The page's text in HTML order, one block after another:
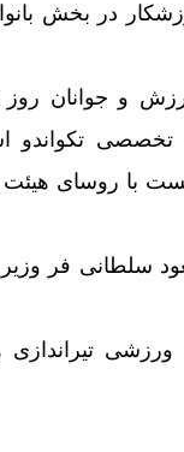
از ۳ هزار ورزشکار
تخصصی
با روسای
سلطانی فر
ورزشی